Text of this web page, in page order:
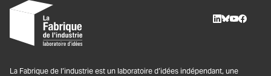
La Fabrique de l’industrie est un laboratoire d’idées indépendant, une